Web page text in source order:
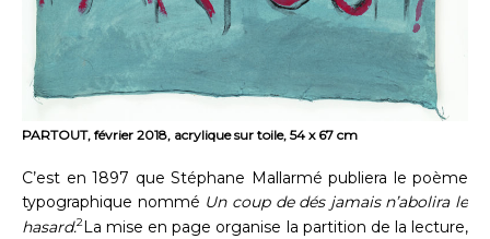
PARTOUT, février 2018, acrylique sur toile, 54 x 67 cm
C’est en 1897 que Stéphane Mallarmé publiera le poème
typographique nommé Un coup de dés jamais n’abolira le
hasard.2La mise en page organise la partition de la lecture,